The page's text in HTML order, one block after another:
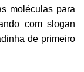
moléculas para
com slogan
de primeiro